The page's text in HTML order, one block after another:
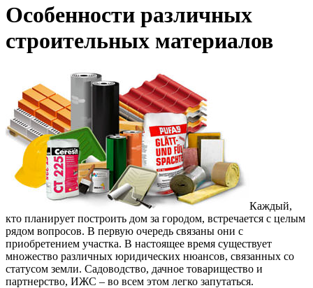
Особенности различных
строительных материалов
Каждый,
кто планирует построить дом за городом, встречается с целым
рядом вопросов. В первую очередь связаны они с
приобретением участка. В настоящее время существует
множество различных юридических нюансов, связанных со
статусом земли. Садоводство, дачное товарищество и
партнерство, ИЖС – во всем этом легко запутаться.